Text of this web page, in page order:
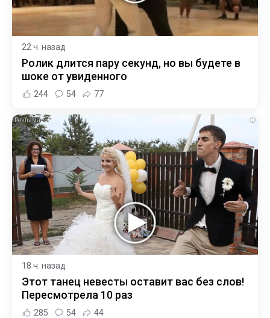
22 ч. назад
Ролик длится пару секунд, но вы будете в
шоке от увиденного
244 54 77
i
18 ч. назад
Этот танец невесты оставит вас без слов!
Пересмотрела 10 раз
285 54 44